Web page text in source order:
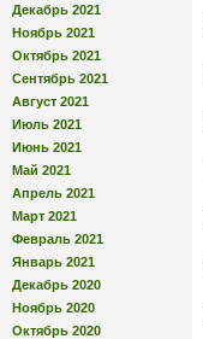
Декабрь 2021
Ноябрь 2021
Октябрь 2021
Сентябрь 2021
Август 2021
Июль 2021
Июнь 2021
Май 2021
Апрель 2021
Март 2021
Февраль 2021
Январь 2021
Декабрь 2020
Ноябрь 2020
Октябрь 2020